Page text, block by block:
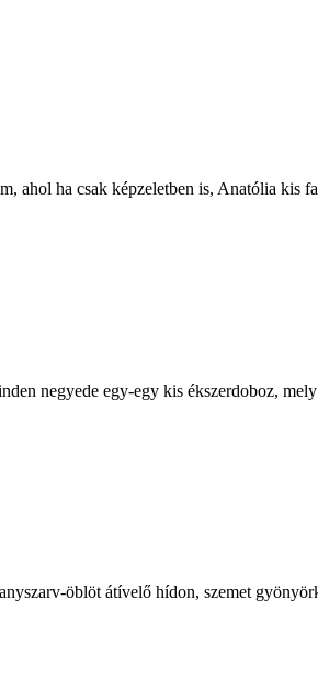
ahol ha csak képzeletben is, Anatólia kis
negyede egy-egy kis ékszerdoboz,
öblöt átívelő hídon, szemet